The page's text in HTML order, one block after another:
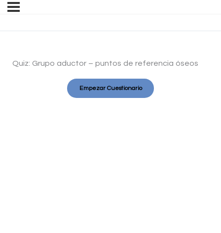
Quiz: Grupo aductor – puntos de referencia óseos